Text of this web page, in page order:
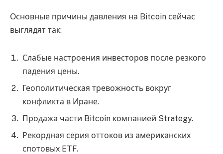
Основные причины давления на Bitcoin сейчас
выглядят так:
Слабые настроения инвесторов после резкого
падения цены.
Геополитическая тревожность вокруг
конфликта в Иране.
Продажа части Bitcoin компанией Strategy.
Рекордная серия оттоков из американских
спотовых ETF.